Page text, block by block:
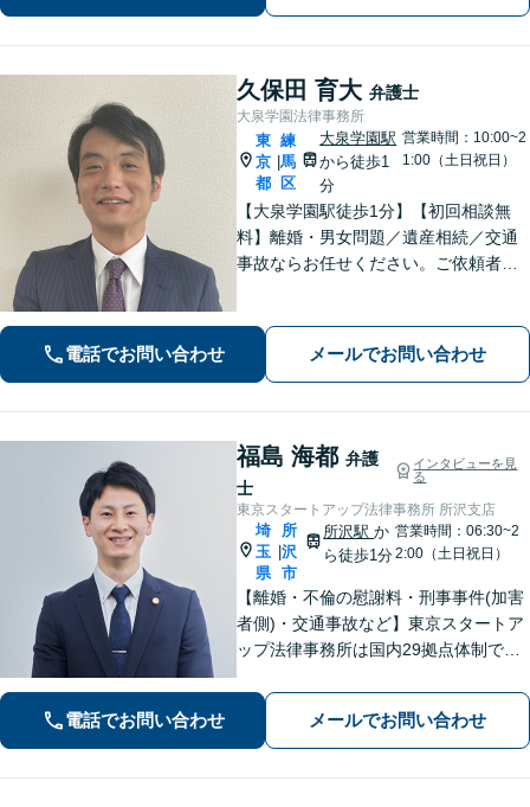
久保田 育大 弁護士
大泉学園法律事務所
東
京
都
練
馬
区
大泉学園駅
から徒歩1
分
営業時間：10:00~2
1:00（土日祝日）
【大泉学園駅徒歩1分】【初回相談無
料】離婚・男女問題／遺産相続／交通
事故ならお任せください。ご依頼者様
張対応も可能です。【土日・夜間相談
電話でお問い合わせ メールでお問い合わせ
福島 海都 弁護
士
インタビューを見
る
東京スタートアップ法律事務所 所沢支店
埼
玉
県
|
所
沢
市
所沢駅か
ら徒歩1分
営業時間：06:30~2
2:00（土日祝日）
【離婚・不倫の慰謝料・刑事事件(加害
者側)・交通事故など】東京スタートア
ップ法律事務所は国内29拠点体制で全
対応(法律相談は完全予約制)】各分野で
専門性の高い弁護士が寄り添い解決を
サポートします。
電話でお問い合わせ メールでお問い合わせ